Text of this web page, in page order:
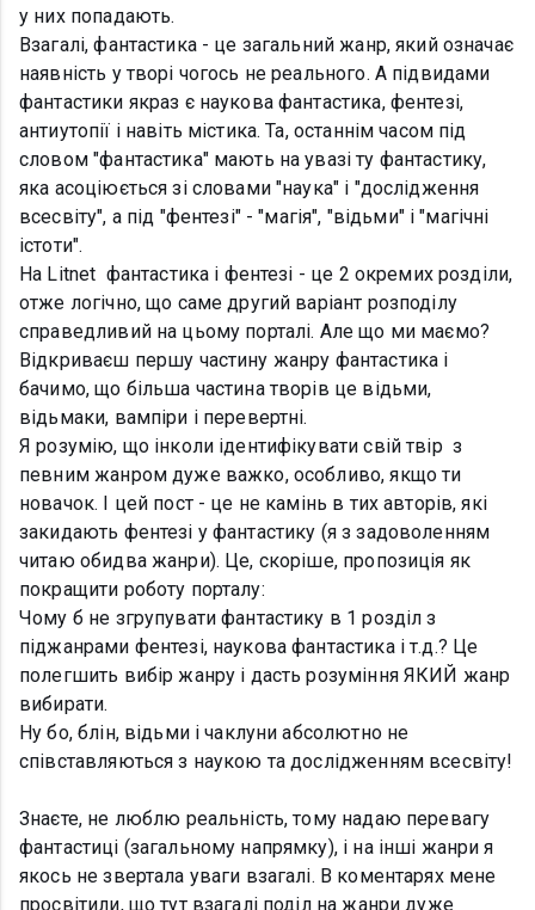
у них попадають.
Взагалі, фантастика - це загальний жанр, який означає
наявність у творі чогось не реального. А підвидами
фантастики якраз є наукова фантастика, фентезі,
антиутопії і навіть містика. Та, останнім часом під
словом "фантастика" мають на увазі ту фантастику,
яка асоціюється зі словами "наука" і "дослідження
всесвіту", а під "фентезі" - "магія", "відьми" і "магічні
істоти".
На Litnet фантастика і фентезі - це 2 окремих розділи,
отже логічно, що саме другий варіант розподілу
справедливий на цьому порталі. Але що ми маємо?
Відкриваєш першу частину жанру фантастика і
бачимо, що більша частина творів це відьми,
відьмаки, вампіри і перевертні.
Я розумію, що інколи ідентифікувати свій твір з
певним жанром дуже важко, особливо, якщо ти
новачок. І цей пост - це не камінь в тих авторів, які
закидають фентезі у фантастику (я з задоволенням
читаю обидва жанри). Це, скоріше, пропозиція як
покращити роботу порталу:
Чому б не згрупувати фантастику в 1 розділ з
піджанрами фентезі, наукова фантастика і т.д.? Це
полегшить вибір жанру і дасть розуміння ЯКИЙ жанр
вибирати.
Ну бо, блін, відьми і чаклуни абсолютно не
співставляються з наукою та дослідженням всесвіту!
Знаєте, не люблю реальність, тому надаю перевагу
фантастиці (загальному напрямку), і на інші жанри я
якось не звертала уваги взагалі. В коментарях мене
просвітили, що тут взагалі поділ на жанри дуже